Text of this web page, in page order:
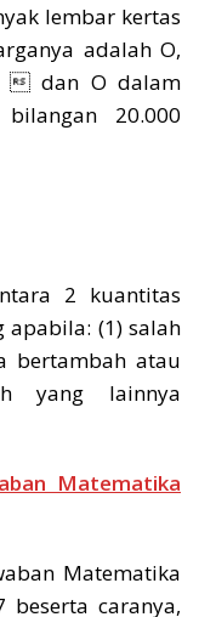
lembar kertas
adalah Ο,
dan Ο dalam
20.000
2 kuantitas
apabila: (1) salah
bertambah atau
yang lainnya
Matematika
Matematika
caranya,